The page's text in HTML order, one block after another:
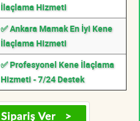
İlaçlama Hizmeti
✅ Ankara Mamak En İyi Kene
İlaçlama Hizmeti
✅ Profesyonel Kene İlaçlama
Hizmeti - 7/24 Destek